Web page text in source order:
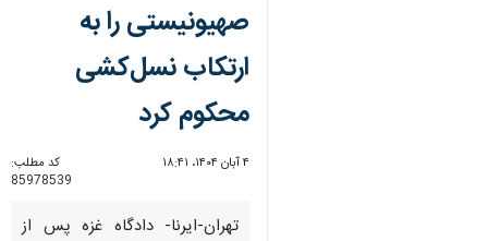
صهیونیستی را به
ارتکاب نسل‌کشی
محکوم کرد
۴ آبان ۱۴۰۴، ۱۸:۴۱
کد مطلب:
85978539
تهران-ایرنا- دادگاه غزه پس از